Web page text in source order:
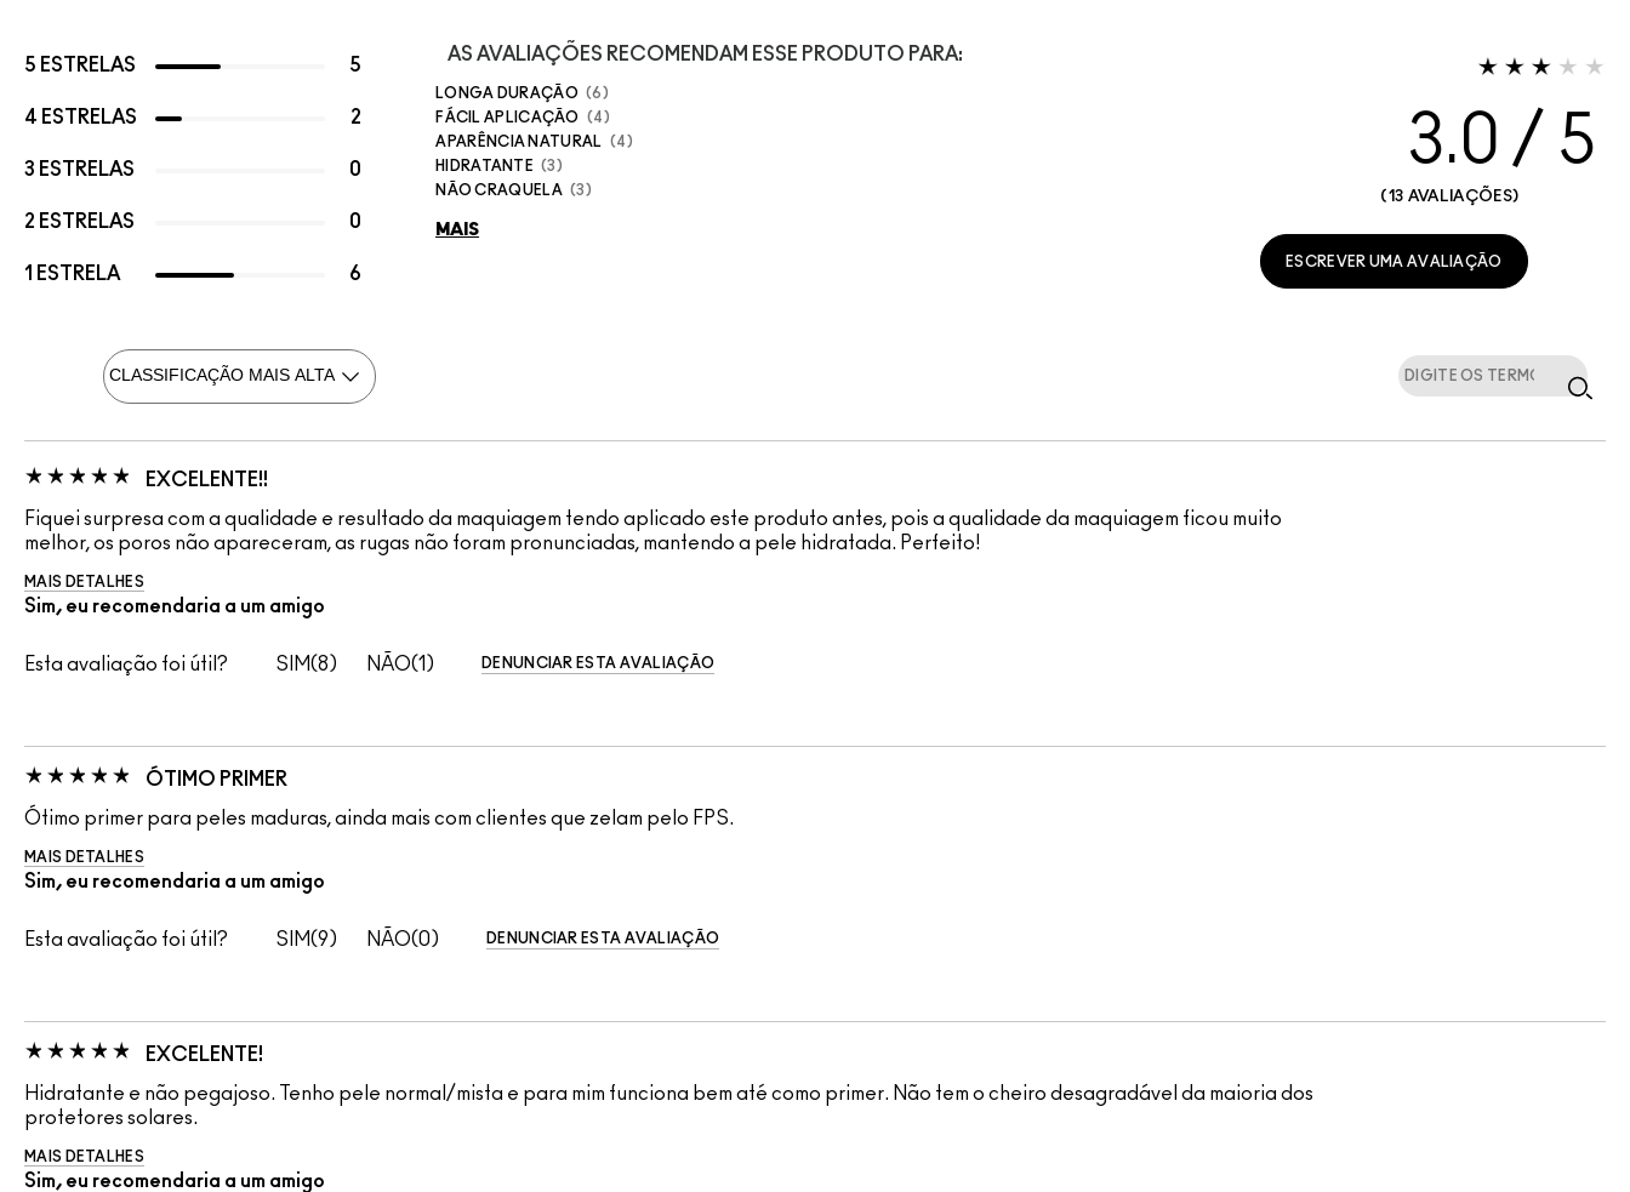
5 ESTRELAS 5
4 ESTRELAS 2
3 ESTRELAS 0
2 ESTRELAS 0
1 ESTRELA 6
AS AVALIAÇÕES RECOMENDAM ESSE PRODUTO PARA:
LONGA DURAÇÃO
6
FÁCIL APLICAÇÃO
4
APARÊNCIA NATURAL
4
HIDRATANTE
3
NÃO CRAQUELA
3
MAIS
3.0
13 AVALIAÇÕES
ESCREVER UMA AVALIAÇÃO
EXCELENTE!!
Fiquei surpresa com a qualidade e resultado da maquiagem tendo aplicado este produto antes, pois a qualidade da maquiagem ficou muito
melhor, os poros não apareceram, as rugas não foram pronunciadas, mantendo a pele hidratada. Perfeito!
MAIS DETALHES
Sim, eu recomendaria a um amigo
Esta avaliação foi útil? 8 1 DENUNCIAR ESTA AVALIAÇÃO
ÓTIMO PRIMER
Ótimo primer para peles maduras, ainda mais com clientes que zelam pelo FPS.
MAIS DETALHES
Sim, eu recomendaria a um amigo
Esta avaliação foi útil? 9 0 DENUNCIAR ESTA AVALIAÇÃO
EXCELENTE!
Hidratante e não pegajoso. Tenho pele normal/mista e para mim funciona bem até como primer. Não tem o cheiro desagradável da maioria dos
protetores solares.
MAIS DETALHES
Sim, eu recomendaria a um amigo